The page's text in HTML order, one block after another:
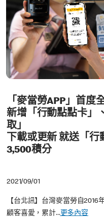
「麥當勞APP」首度
新增「行動點點卡」
取」
下載或更新 就送「
3,500積分
2021/09/01
【台北訊】台灣麥當勞自2016
顧客喜愛，累計...更多內容